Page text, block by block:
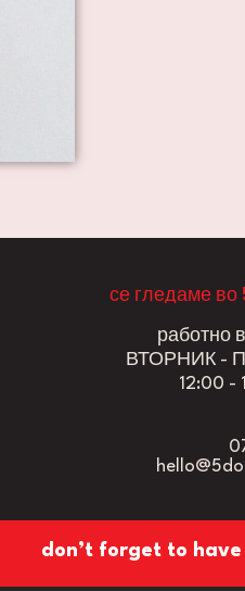
се гледаме во
работно
ВТОРНИК -
12:00 -
don’t forget to